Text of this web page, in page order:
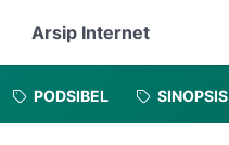
Arsip Internet
PODSIBEL SINOPSIS